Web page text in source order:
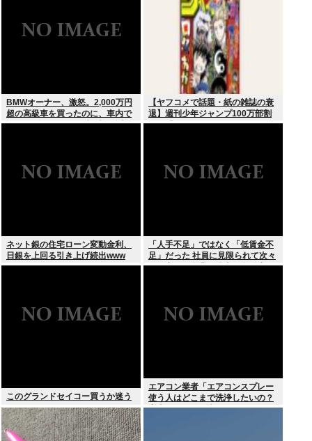
BMWオーナー、激怒。2,000万円
超の高級車を買ったのに、車内で
スパイダーマンCMの視聴を強制
【ヤフコメで話題・紙の雑誌の衰
退】週刊少年ジャンプ100万部割
れは「終わり」の始まりか
ネット銀の住宅ローン変動金利、
日銀を上回る引き上げ続出www
「人手不足」ではなく「低賃金不
足」だった 社員に見限られて次々
と倒産する企業が過去最多 給与ア
このグランドセイコー買うか迷う
エアコン業者「エアコンスプレー
使う人はどこまで洗浄したいの？
室内に風を送り込んでるファンは